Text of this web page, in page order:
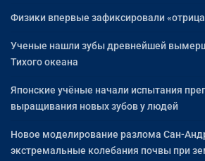
Физики впервые зафиксировали
Ученые нашли зубы древнейшей
Тихого океана
Японские учёные начали испытания
выращивания новых зубов у людей
Новое моделирование разлома Сан-
экстремальные колебания почвы при